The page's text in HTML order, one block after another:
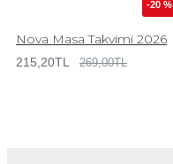
-20 %
Nova Masa Takvimi 2026
215,20TL 269,00TL